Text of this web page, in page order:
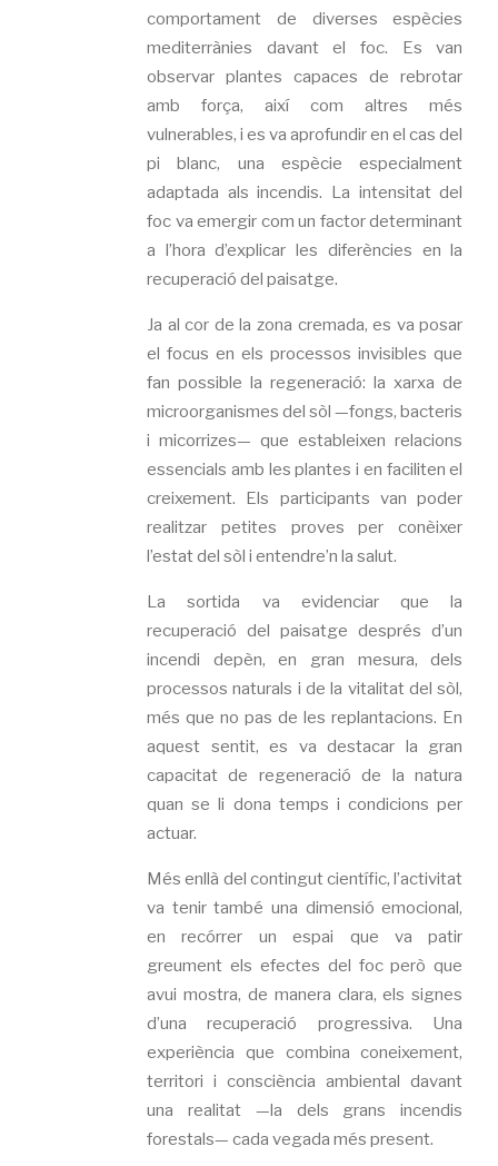
comportament de diverses espècies
mediterrànies davant el foc. Es van
observar plantes capaces de rebrotar
amb força, així com altres més
vulnerables, i es va aprofundir en el cas del
pi blanc, una espècie especialment
adaptada als incendis. La intensitat del
foc va emergir com un factor determinant
a l’hora d’explicar les diferències en la
recuperació del paisatge.
Ja al cor de la zona cremada, es va posar
el focus en els processos invisibles que
fan possible la regeneració: la xarxa de
microorganismes del sòl —fongs, bacteris
i micorrizes— que estableixen relacions
essencials amb les plantes i en faciliten el
creixement. Els participants van poder
realitzar petites proves per conèixer
l’estat del sòl i entendre’n la salut.
La sortida va evidenciar que la
recuperació del paisatge després d’un
incendi depèn, en gran mesura, dels
processos naturals i de la vitalitat del sòl,
més que no pas de les replantacions. En
aquest sentit, es va destacar la gran
capacitat de regeneració de la natura
quan se li dona temps i condicions per
actuar.
Més enllà del contingut científic, l’activitat
va tenir també una dimensió emocional,
en recórrer un espai que va patir
greument els efectes del foc però que
avui mostra, de manera clara, els signes
d’una recuperació progressiva. Una
experiència que combina coneixement,
territori i consciència ambiental davant
una realitat —la dels grans incendis
forestals— cada vegada més present.